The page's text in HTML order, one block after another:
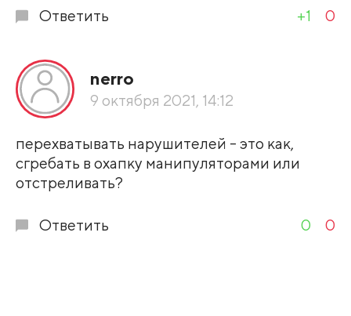
Ответить +1 0
nerro
9 октября 2021, 14:12
перехватывать нарушителей - это как,
сгребать в охапку манипуляторами или
отстреливать?
Ответить 0 0